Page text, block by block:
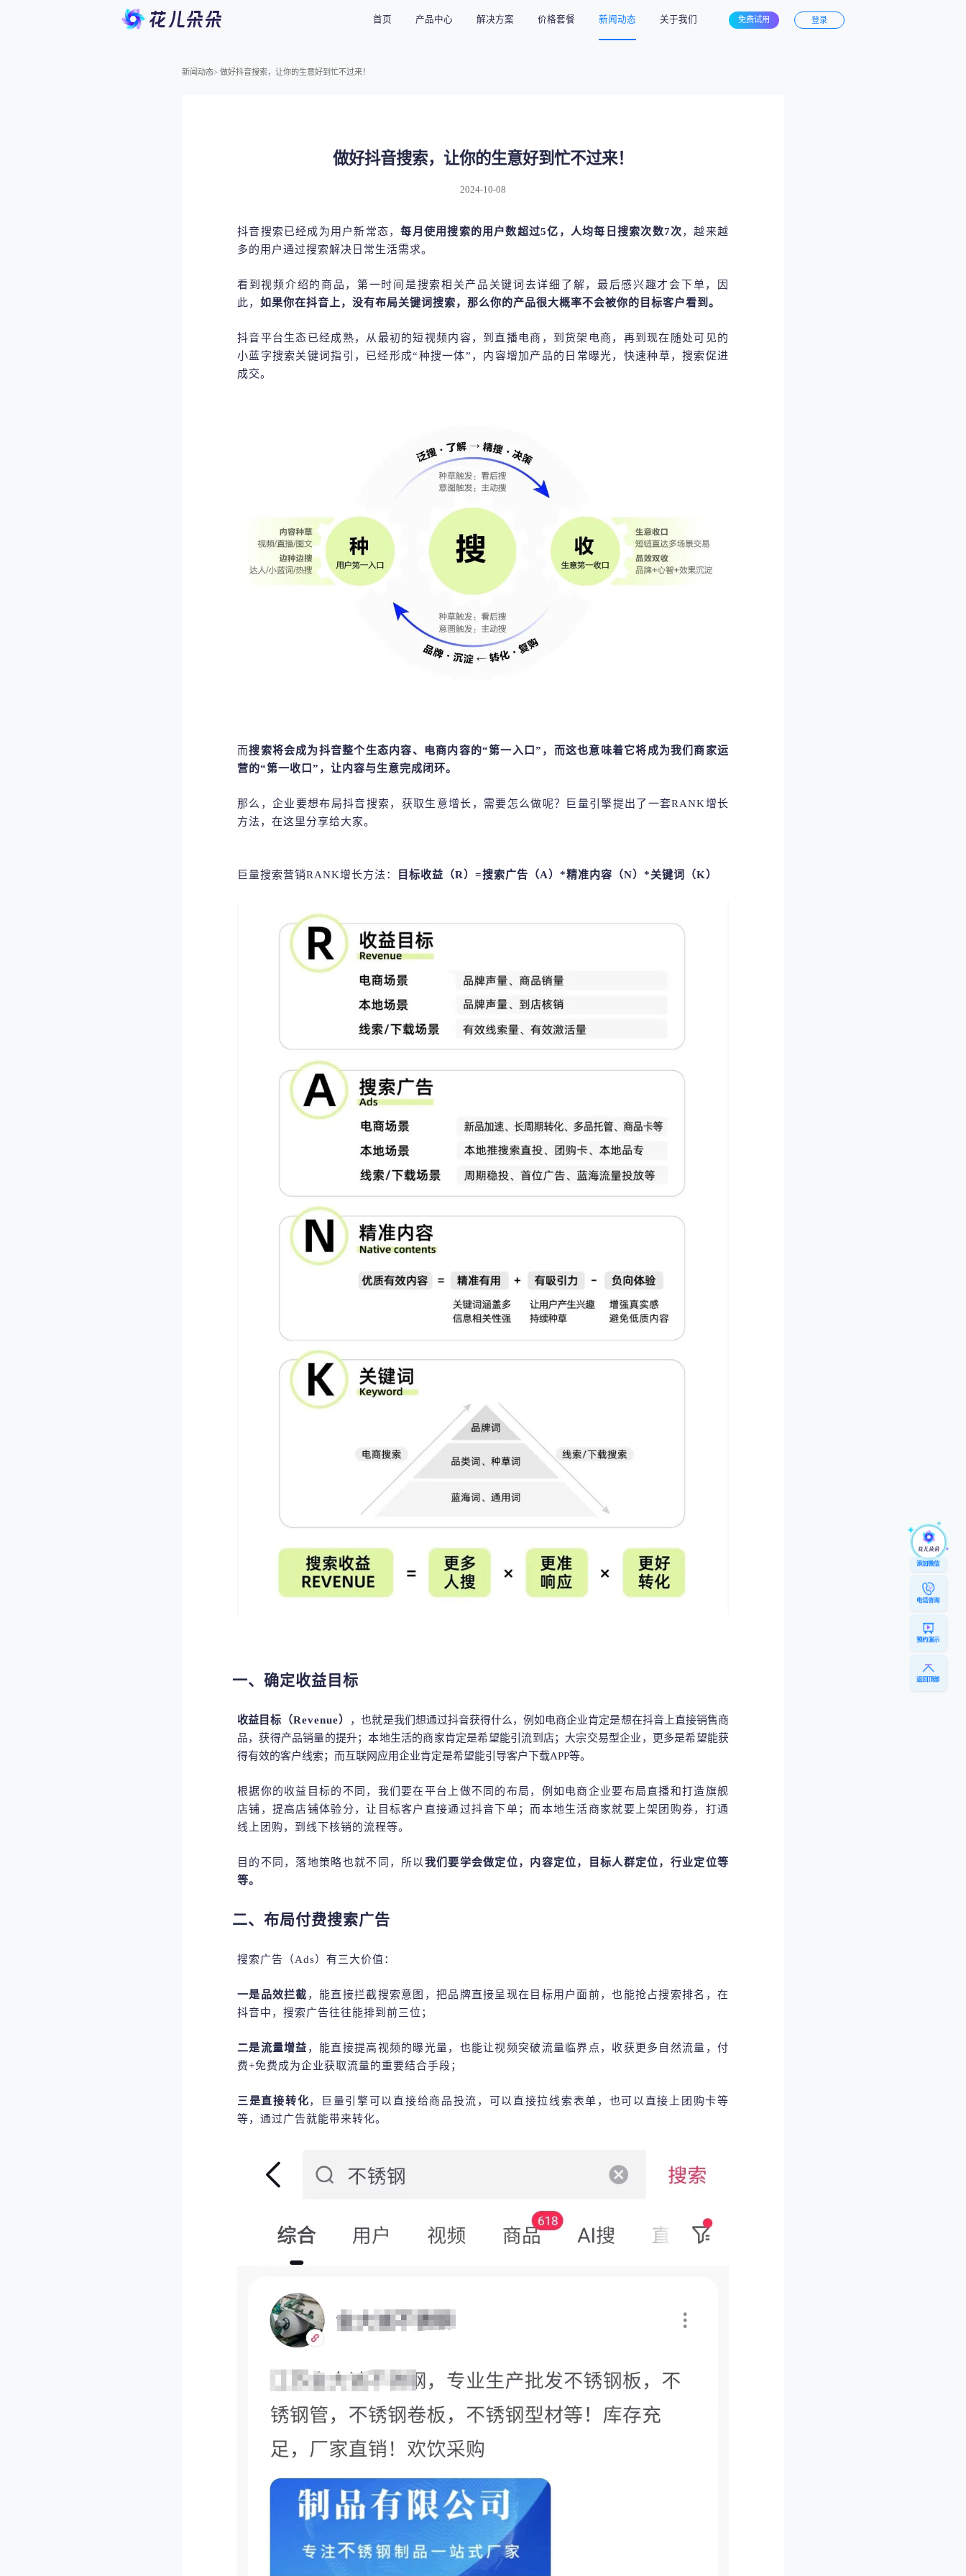
首页 产品中心 解决方案 价格套餐 新闻动态 关于我们 免费试用 登录
新闻动态>做好抖音搜索，让你的生意好到忙不过来！
做好抖音搜索，让你的生意好到忙不过来！
2024-10-08
抖音搜索已经成为用户新常态，每月使用搜索的用户数超过5亿，人均每日搜索次数7次，越来越
多的用户通过搜索解决日常生活需求。
看到视频介绍的商品，第一时间是搜索相关产品关键词去详细了解，最后感兴趣才会下单，因
此，如果你在抖音上，没有布局关键词搜索，那么你的产品很大概率不会被你的目标客户看到。
抖音平台生态已经成熟，从最初的短视频内容，到直播电商，到货架电商，再到现在随处可见的
小蓝字搜索关键词指引，已经形成“种搜一体”，内容增加产品的日常曝光，快速种草，搜索促进
成交。
而搜索将会成为抖音整个生态内容、电商内容的“第一入口”，而这也意味着它将成为我们商家运
营的“第一收口”，让内容与生意完成闭环。
那么，企业要想布局抖音搜索，获取生意增长，需要怎么做呢？巨量引擎提出了一套RANK增长
方法，在这里分享给大家。
巨量搜索营销RANK增长方法： 目标收益（R）=搜索广告（A）*精准内容（N）*关键词（K）
一、确定收益目标
收益 目标（Revenue）
，也就是我们想通过抖音获得什么，例如电商企业肯定是想在抖音上直接销售商
品，获得产品销量的提升；本地生活的商家肯定是希望能引流到店；大宗交易型企业，更多是希望能获
得有效的客户线索；而互联网应用企业肯定是希望能引导客户下载APP等。
根据你的收益目标的不同，我们要在平台上做不同的布局，例如电商企业要布局直播和打造旗舰
店铺，提高店铺体验分，让目标客户直接通过抖音下单；而本地生活商家就要上架团购券，打通
线上团购，到线下核销的流程等。
目的不同，落地策略也就不同，所以 我们要学会做定位，内容定位，目标人群定位，行业定位等
等。
二、布局付费搜索广告
搜索广告（ Ads）有三大价值：
一是品效拦截 ，能直接拦截搜索意图，把品牌直接呈现在目标用户面前，也能抢占搜索排名，在
抖音中，搜索广告往往能排到前三位；
二是流量增益 ，能直接提高视频的曝光量，也能让视频突破流量临界点，收获更多自然流量，付
费+免费成为企业获取流量的重要结合手段；
三是直接转化，巨量引擎可以直接给商品投流，可以直接拉线索表单，也可以直接上团购卡等
等，通过广告就能带来转化。
添加微信
电话咨询
预约演示
返回顶部